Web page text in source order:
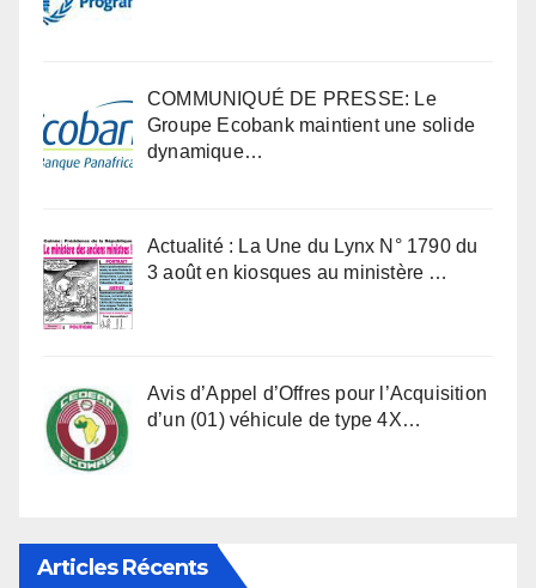
COMMUNIQUÉ DE PRESSE: Le
Groupe Ecobank maintient une solide
dynamique…
Actualité : La Une du Lynx N° 1790 du
3 août en kiosques au ministère …
Avis d’Appel d’Offres pour l’Acquisition
d’un (01) véhicule de type 4X…
Articles Récents